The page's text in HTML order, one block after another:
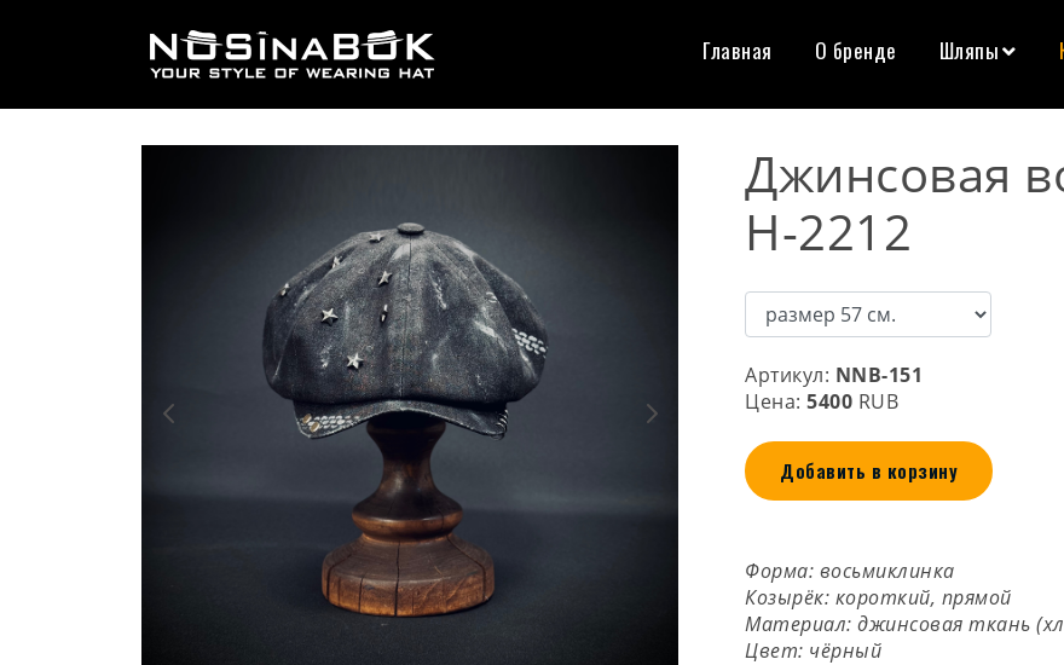
Главная О бренде Шляпы
Джинсовая
Н-2212
Артикул: NNB-151
Цена: 5400 RUB
Добавить в корзину
Форма: восьмиклинка
Козырёк: короткий, прямой
Материал: джинсовая ткань
Цвет: чёрный